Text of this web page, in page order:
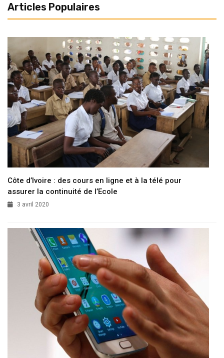
Articles Populaires
Côte d’Ivoire : des cours en ligne et à la télé pour
assurer la continuité de l’Ecole
3 avril 2020